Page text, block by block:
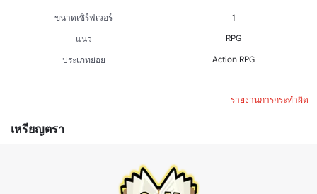
ขนาดเซิร์ฟเวอร์
1
แนว
RPG
ประเภทย่อย Action RPG
รายงานการกระทำผิด
เหรียญตรา